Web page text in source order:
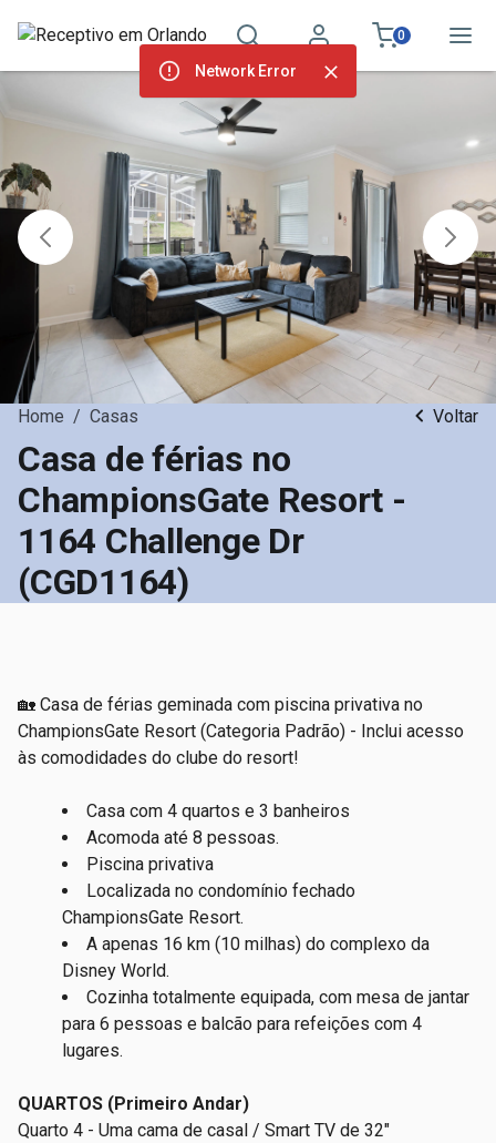
0
Home / Casas Voltar
Casa de férias no
ChampionsGate Resort -
1164 Challenge Dr
(CGD1164)
🏡 Casa de férias geminada com piscina privativa no
ChampionsGate Resort (Categoria Padrão) - Inclui acesso
às comodidades do clube do resort!
Casa com 4 quartos e 3 banheiros
Acomoda até 8 pessoas.
Piscina privativa
Localizada no condomínio fechado
ChampionsGate Resort.
A apenas 16 km (10 milhas) do complexo da
Disney World.
Cozinha totalmente equipada, com mesa de jantar
para 6 pessoas e balcão para refeições com 4
lugares.
QUARTOS (Primeiro Andar)
Quarto 4 - Uma cama de casal / Smart TV de 32"
Network Error